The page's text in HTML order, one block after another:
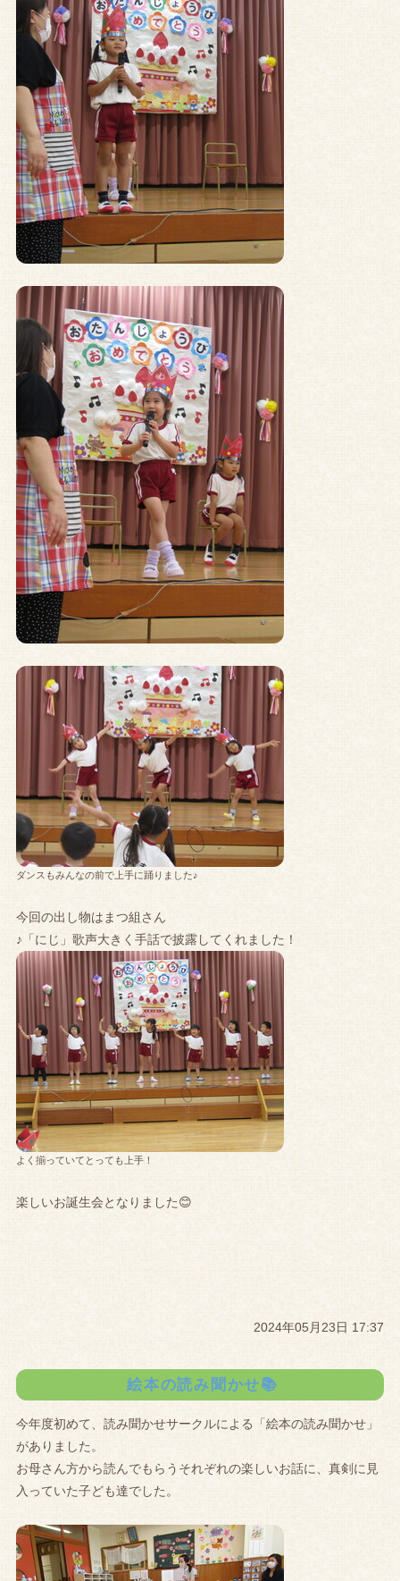
ダンスもみんなの前で上手に踊りました♪
今回の出し物はまつ組さん
♪「にじ」歌声大きく手話で披露してくれました！
よく揃っていてとっても上手！
楽しいお誕生会となりました😊
2024年05月23日 17:37
絵本の読み聞かせ📚
今年度初めて、読み聞かせサークルによる「絵本の読み聞かせ」
がありました。
お母さん方から読んでもらうそれぞれの楽しいお話に、真剣に見
入っていた子ども達でした。